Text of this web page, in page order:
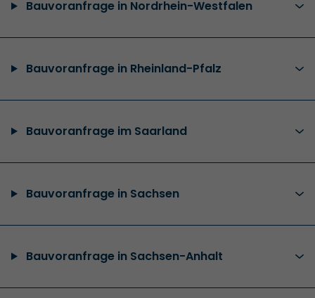
Bauvoranfrage in Nordrhein-Westfalen
Bauvoranfrage in Rheinland-Pfalz
Bauvoranfrage im Saarland
Bauvoranfrage in Sachsen
Bauvoranfrage in Sachsen-Anhalt